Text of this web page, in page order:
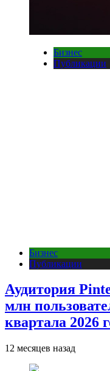
Бизнес
Публикации
Бизнес
Публикации
Аудитория
млн
квартала 2026
12 месяцев назад